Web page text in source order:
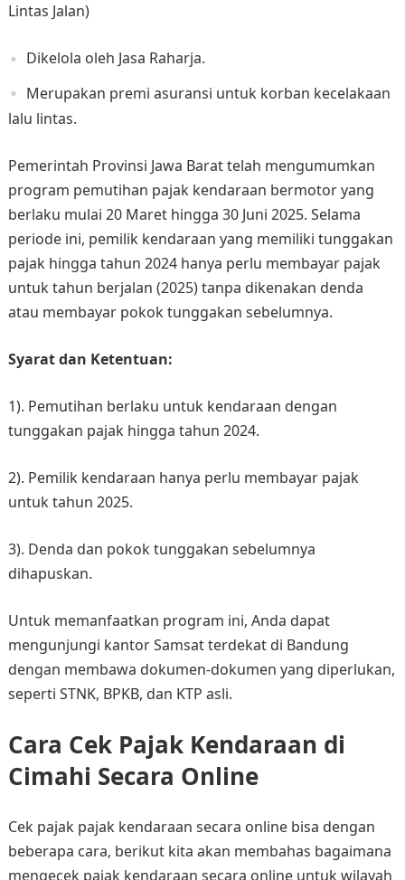
Lintas Jalan)
Dikelola oleh Jasa Raharja.
Merupakan premi asuransi untuk korban kecelakaan
lalu lintas.
Pemerintah Provinsi Jawa Barat telah mengumumkan
program pemutihan pajak kendaraan bermotor yang
berlaku mulai 20 Maret hingga 30 Juni 2025. Selama
periode ini, pemilik kendaraan yang memiliki tunggakan
pajak hingga tahun 2024 hanya perlu membayar pajak
untuk tahun berjalan (2025) tanpa dikenakan denda
atau membayar pokok tunggakan sebelumnya. ​
Syarat dan Ketentuan:
1). Pemutihan berlaku untuk kendaraan dengan
tunggakan pajak hingga tahun 2024.​
2). Pemilik kendaraan hanya perlu membayar pajak
untuk tahun 2025.​
3). Denda dan pokok tunggakan sebelumnya
dihapuskan.​
Untuk memanfaatkan program ini, Anda dapat
mengunjungi kantor Samsat terdekat di Bandung
dengan membawa dokumen-dokumen yang diperlukan,
seperti STNK, BPKB, dan KTP asli.
Cara Cek Pajak Kendaraan di
Cimahi Secara Online
Cek pajak pajak kendaraan secara online bisa dengan
beberapa cara, berikut kita akan membahas bagaimana
mengecek pajak kendaraan secara online untuk wilayah